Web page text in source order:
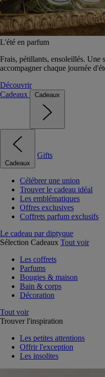
L'été en parfum
Frais, pétillants, ensoleillés. Une
accompagner chaque journée
Découvrir
Cadeaux
Cadeaux
Cadeaux
Gifts
Célébrer une union
Trouver le cadeau idéal
Les emblématiques
Offres exclusives
Coffrets parfum exclusifs
Le cadeau par diptyque
Sélection Cadeaux Tout voir
Les coffrets
Parfums
Bougies & maison
Bain & corps
Décoration
Tout voir
Trouver l'inspiration
Les petites attentions
Offrir l'exception
Les insolites